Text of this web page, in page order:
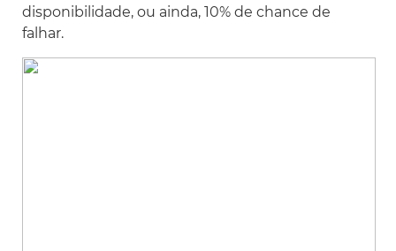
disponibilidade, ou ainda, 10% de chance de
falhar.